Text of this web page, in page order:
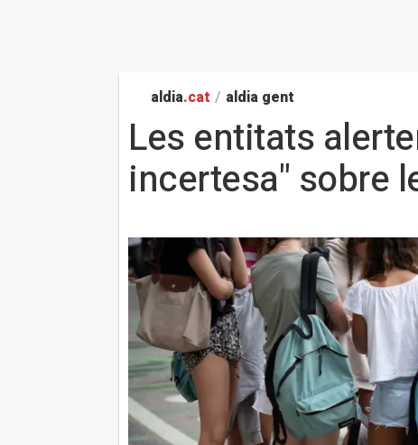
aldia.cat / aldia gent
Les entitats
incertesa" sobre